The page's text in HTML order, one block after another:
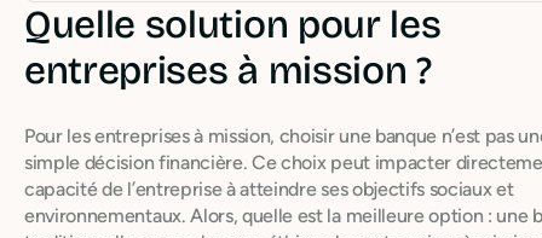
Quelle solution pour les
entreprises à mission ?
Pour les entreprises à mission, choisir une banque n’est pas
simple décision financière. Ce choix peut impacter
capacité de l’entreprise à atteindre ses objectifs sociaux et
environnementaux. Alors, quelle est la meilleure option : une